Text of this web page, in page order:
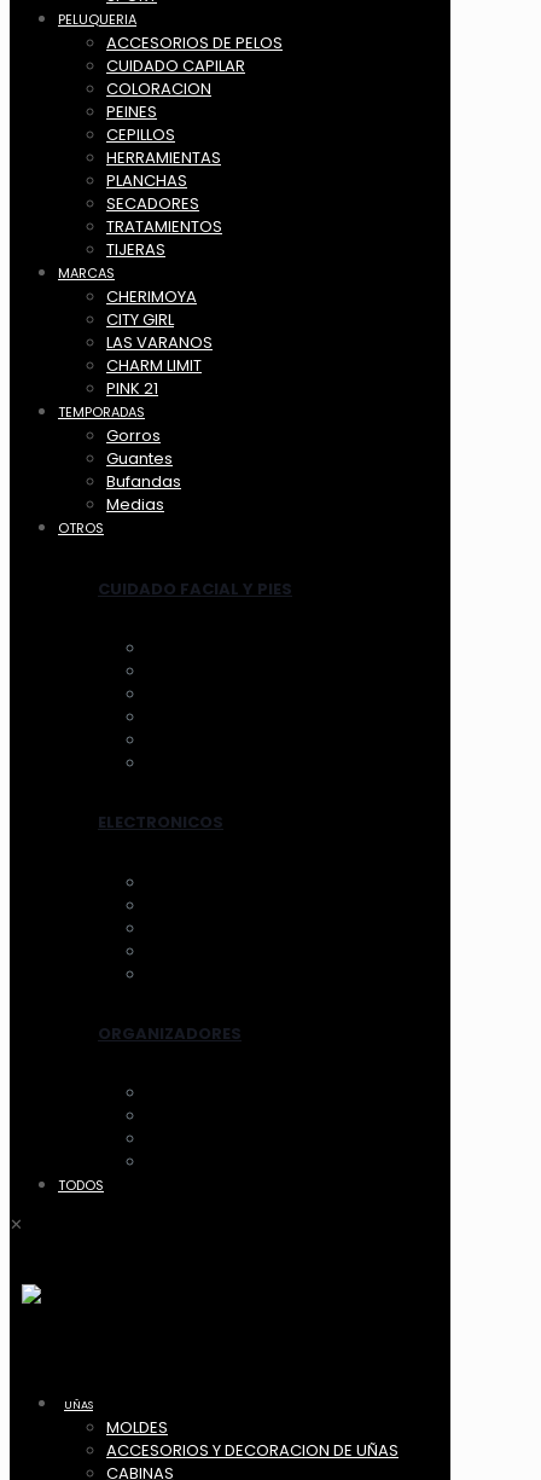
PELUQUERIA
ACCESORIOS DE PELOS
CUIDADO CAPILAR
COLORACION
PEINES
CEPILLOS
HERRAMIENTAS
PLANCHAS
SECADORES
TRATAMIENTOS
TIJERAS
MARCAS
CHERIMOYA
CITY GIRL
LAS VARANOS
CHARM LIMIT
PINK 21
TEMPORADAS
Gorros
Guantes
Bufandas
Medias
OTROS
CUIDADO FACIAL Y PIES
ELECTRONICOS
ORGANIZADORES
TODOS
✕
UÑAS
MOLDES
ACCESORIOS Y DECORACION DE UÑAS
CABINAS